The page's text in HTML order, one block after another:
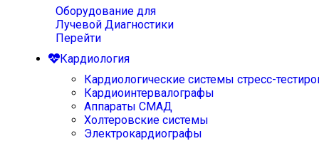
Оборудование для
Лучевой Диагностики
Перейти
Кардиология
Кардиологические системы стресс-
Кардиоинтервалографы
Аппараты СМАД
Холтеровские системы
Электрокардиографы